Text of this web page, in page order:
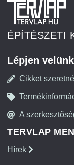
ÉPÍTÉSZETI
Lépjen
Cikket
A
TERVLAP
Hírek